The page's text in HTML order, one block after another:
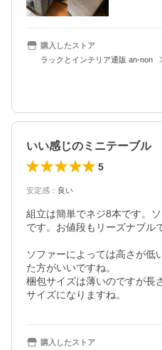
購入したストア
ラックとインテリア通販 an-non
いい感じのミニテーブル
5
安定感 ： 良い
組立は簡単でネジ8本です。
です。お値段もリーズナブル
ソファーによっては高さが低
た方がいいですね。
梱包サイズは薄いのですが長
購入したストア